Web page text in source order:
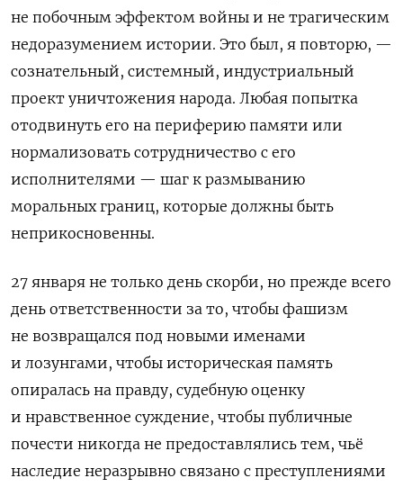
не побочным эффектом войны и не трагическим
недоразумением истории. Это был, я повторю, —
сознательный, системный, индустриальный
проект уничтожения народа. Любая попытка
отодвинуть его на периферию памяти или
нормализовать сотрудничество с его
исполнителями — шаг к размыванию
моральных границ, которые должны быть
неприкосновенны.
27 января не только день скорби, но прежде всего
день ответственности за то, чтобы фашизм
не возвращался под новыми именами
и лозунгами, чтобы историческая память
опиралась на правду, судебную оценку
и нравственное суждение, чтобы публичные
почести никогда не предоставлялись тем, чьё
наследие неразрывно связано с преступлениями